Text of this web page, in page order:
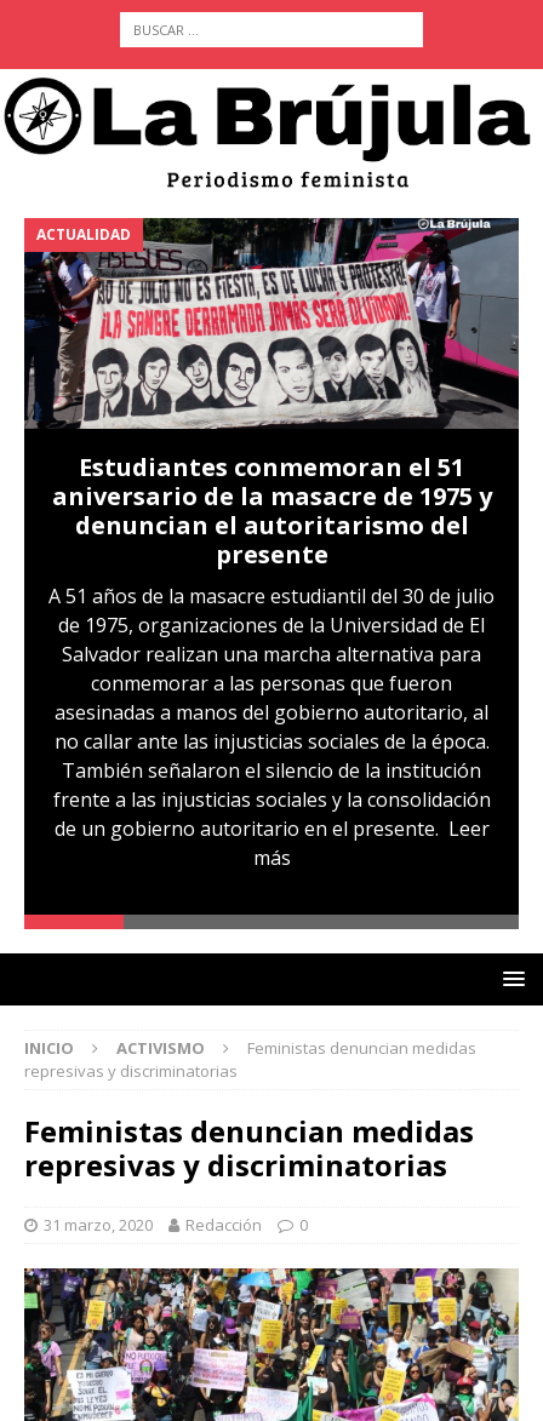
ACTUALIDAD
Estudiantes conmemoran el 51
aniversario de la masacre de 1975 y
denuncian el autoritarismo del
presente
A 51 años de la masacre estudiantil del 30 de julio
de 1975, organizaciones de la Universidad de El
Salvador realizan una marcha alternativa para
conmemorar a las personas que fueron
asesinadas a manos del gobierno autoritario, al
no callar ante las injusticias sociales de la época.
También señalaron el silencio de la institución
frente a las injusticias sociales y la consolidación
de un gobierno autoritario en el presente. Leer
más
INICIO ACTIVISMO
Feministas denuncian medidas
represivas y discriminatorias
Feministas denuncian medidas
represivas y discriminatorias
31 marzo, 2020 Redacción 0